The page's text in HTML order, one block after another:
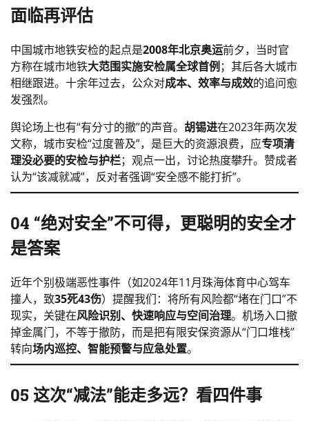
面临再评估
中国城市地铁安检的起点是2008年北京奥运前夕，当时官
方称在城市地铁大范围实施安检属全球首例 ；其后各大城市
相继跟进。十余年过去，公众对成本、效率与成效的追问愈
发强烈。
舆论场上也有“有分寸的撤”的声音。 胡锡进在2023年两次发
文称，城市安检“过度普及”，是巨大的资源浪费，应专项清
理没必要的安检与护栏；观点一出，讨论热度攀升。赞成者
认为“该减就减”，反对者强调“安全感不能打折”。
04 “绝对安全”不可得， 更聪明的安全才
是答案
近年个别极端恶性事件（如2024年11月珠海体育中心驾车
撞人，致35死43伤）提醒我们：将所有风险都“堵在门口”不
现实，关键在风险识别、快速响应与空间治理。机场入口撤
掉金属门，不等于撤防，而是把有限安保资源从“门口堆栈”
转向场内巡控、智能预警与应急处置。
05 这次“减法”能走多远？看四件事